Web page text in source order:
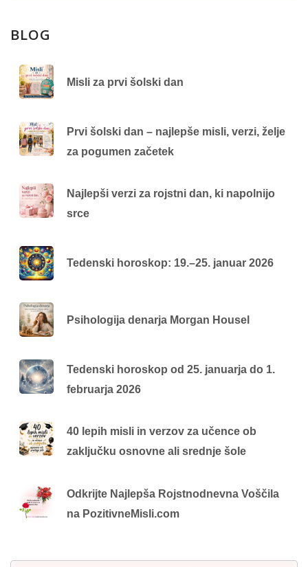
BLOG
Misli za prvi šolski dan
Prvi šolski dan – najlepše misli, verzi, želje
za pogumen začetek
Najlepši verzi za rojstni dan, ki napolnijo
srce
Tedenski horoskop: 19.–25. januar 2026
Psihologija denarja Morgan Housel
Tedenski horoskop od 25. januarja do 1.
februarja 2026
40 lepih misli in verzov za učence ob
zaključku osnovne ali srednje šole
Odkrijte Najlepša Rojstnodnevna Voščila
na PozitivneMisli.com